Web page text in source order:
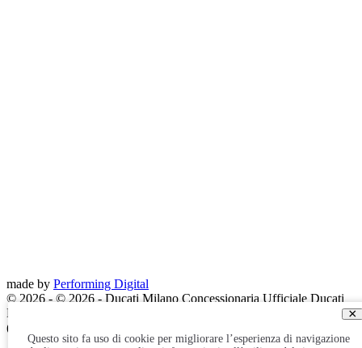
made by Performing Digital
© 2026 - © 2026 - Ducati Milano Concessionaria Ufficiale Ducati
Motor – Bike srl, Viale Italia 476 – 20099 Sesto San Giovanni
(Milano) – cf. p.iva 08998230968 – REA2062579 – cap. €100.000
×
Questo sito fa uso di cookie per migliorare l’esperienza di navigazione